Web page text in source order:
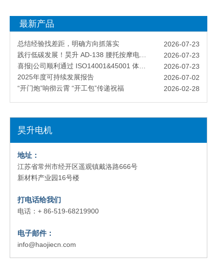
最新产品
昊升电机公司宣传视频震撼来袭
2021-04-24
总结经验找差距，明确方向抓落实
2026-07-23
2026-07-23
2026-07-23
2025年度可持续发展报告
2026-07-02
“开门炮”响彻云霄 “开工包”传递祝福
2026-02-28
迈向“绿色智造”！昊升电机成功获得能源管理体系认证
2025-11-27
昊升电机公司宣传视频震撼来袭
2021-04-24
总结经验找差距，明确方向抓落实
昊升电机
地址：
江苏省常州市经开区遥观镇戴洛路666号
新材料产业园16号楼
打电话给我们
电话：+ 86-519-68219900
电子邮件：
info@haojiecn.com